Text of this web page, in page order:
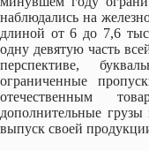
наблюдались на
длиной от 6 до 7,6
одну девятую часть
перспективе,
ограниченные
отечественным
дополнительные
выпуск своей